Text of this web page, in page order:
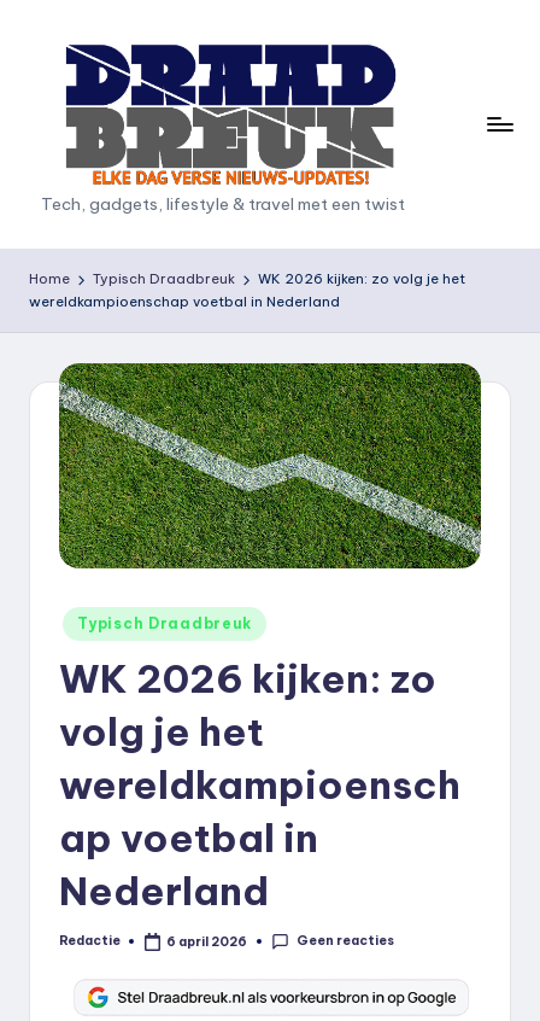
D
r
a
a
b
Tech, gadgets, lifestyle & travel met een twist
Home Typisch Draadbreuk
WK 2026 kijken: zo volg je het
wereldkampioenschap voetbal in Nederland
Geplaatst
in
Typisch Draadbreuk
WK 2026 kijken: zo
volg je het
wereldkampioensch
ap voetbal in
Nederland
Geplaatst
Redactie 6 april 2026 Geen reacties